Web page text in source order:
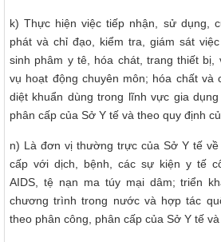
k) Thực hiện việc tiếp nhận, sử dụng,
phát và chỉ đạo, kiểm tra, giám sát
sinh phâm y tê, hóa chát, trang thiết
vụ hoạt động chuyên môn; hóa chất và
diệt khuẩn dùng trong lĩnh vực gia
phân cấp của Sở Y tế và theo quy định
n) Là đơn vị thường trực của Sở Y tế
cấp với dịch, bệnh, các sự kiện y tế
AIDS, tệ nạn ma túy mại dâm; triển
chương trình trong nước và hợp tác
theo phân công, phân cấp của Sở Y tế